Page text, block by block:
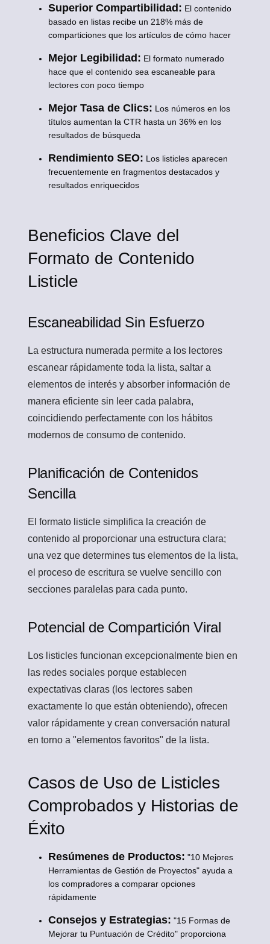
Superior Compartibilidad: El contenido
basado en listas recibe un 218% más de
comparticiones que los artículos de cómo hacer
Mejor Legibilidad: El formato numerado
hace que el contenido sea escaneable para
lectores con poco tiempo
Mejor Tasa de Clics: Los números en los
títulos aumentan la CTR hasta un 36% en los
resultados de búsqueda
Rendimiento SEO: Los listicles aparecen
frecuentemente en fragmentos destacados y
resultados enriquecidos
Beneficios Clave del
Formato de Contenido
Listicle
Escaneabilidad Sin Esfuerzo
La estructura numerada permite a los lectores
escanear rápidamente toda la lista, saltar a
elementos de interés y absorber información de
manera eficiente sin leer cada palabra,
coincidiendo perfectamente con los hábitos
modernos de consumo de contenido.
Planificación de Contenidos
Sencilla
El formato listicle simplifica la creación de
contenido al proporcionar una estructura clara;
una vez que determines tus elementos de la lista,
el proceso de escritura se vuelve sencillo con
secciones paralelas para cada punto.
Potencial de Compartición Viral
Los listicles funcionan excepcionalmente bien en
las redes sociales porque establecen
expectativas claras (los lectores saben
exactamente lo que están obteniendo), ofrecen
valor rápidamente y crean conversación natural
en torno a "elementos favoritos" de la lista.
Casos de Uso de Listicles
Comprobados y Historias de
Éxito
Resúmenes de Productos: "10 Mejores
Herramientas de Gestión de Proyectos" ayuda a
los compradores a comparar opciones
rápidamente
Consejos y Estrategias: "15 Formas de
Mejorar tu Puntuación de Crédito" proporciona